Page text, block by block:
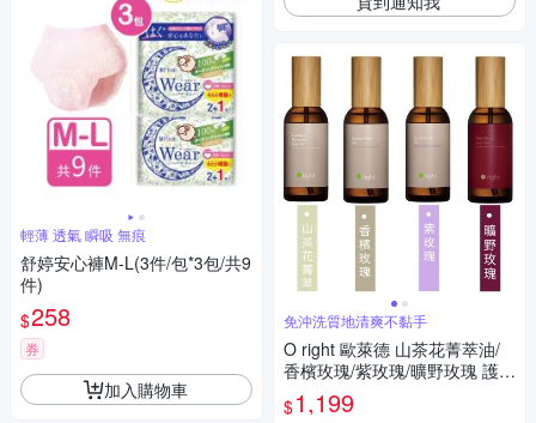
輕薄 透氣 瞬吸 無痕
舒婷安心褲M-L(3件/包*3包/共9
件)
$258
券
加入購物車
免沖洗質地清爽不黏手
O right 歐萊德 山茶花菁萃油/
香檳玫瑰/紫玫瑰/曠野玫瑰 護髮
油 100ml 免沖洗 - 任選
$1,199